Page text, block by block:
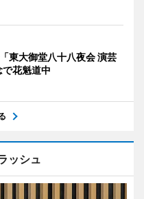
東大御堂八十八夜会 演芸
花魁道中
ッシュ